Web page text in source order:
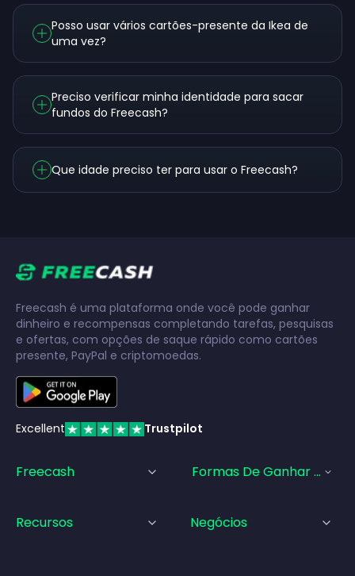
Posso usar vários cartões-presente da Ikea de
uma vez?
Preciso verificar minha identidade para sacar
fundos do Freecash?
Que idade preciso ter para usar o Freecash?
Freecash é uma plataforma onde você pode ganhar
dinheiro e recompensas completando tarefas, pesquisas
e ofertas, com opções de saque rápido como cartões
presente, PayPal e criptomoedas.
Excellent Trustpilot
Freecash Formas De Ganhar
Recursos Negócios